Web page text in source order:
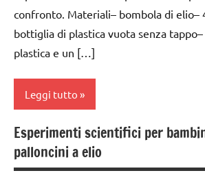
SCIENZE
PER ETA'
TUTTI GLI
ESPERIMENTI
SCIENTIFICI
SCIENZE
scienze:
fisica e
TUTTI GLI
ARGOMENTI
PER ETA'
3a
classe
dai
6
confronto. Materiali– bombola di elio–
bottiglia di plastica vuota senza
plastica e un […]
Leggi tutto
classe
1a
Esperimenti scientifici per
palloncini a elio